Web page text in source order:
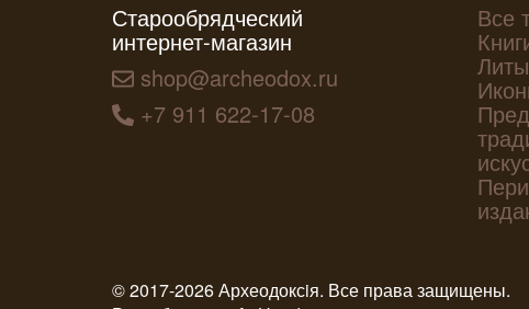
Старообрядческий
интернет-магазин
shop@archeodox.ru
+7 911 622-17-08
Все
© 2017-2026 Археодоксiя. Все права защищены.